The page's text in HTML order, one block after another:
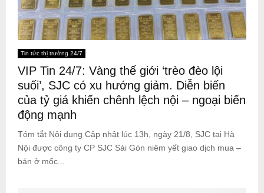
Tin tức thị trường 24/7
VIP Tin 24/7: Vàng thế giới ‘trèo đèo lội
suối’, SJC có xu hướng giảm. Diễn biến
của tỷ giá khiến chênh lệch nội – ngoại biến
động mạnh
Tóm tắt Nội dung Cập nhật lúc 13h, ngày 21/8, SJC tại Hà
Nội được công ty CP SJC Sài Gòn niêm yết giao dịch mua –
bán ở mốc...